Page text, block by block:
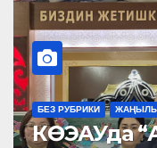
ЖАҢЫЛЫКТАР
КӨЭАУда